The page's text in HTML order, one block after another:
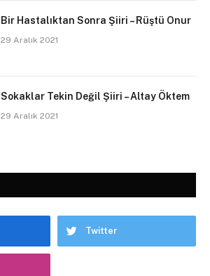
Bir Hastalıktan Sonra Şiiri – Rüştü Onur
29 Aralık 2021
Sokaklar Tekin Değil Şiiri – Altay Öktem
29 Aralık 2021
Twitter